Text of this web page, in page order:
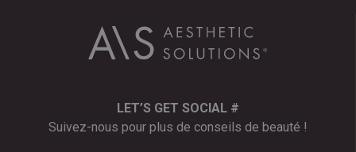
LET’S GET SOCIAL #
Suivez-nous pour plus de conseils de beauté !